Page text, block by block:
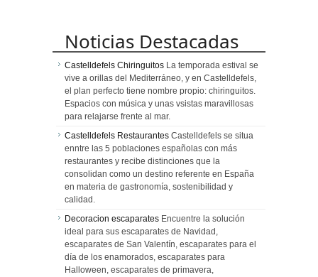
Noticias Destacadas
Castelldefels Chiringuitos La temporada estival se
vive a orillas del Mediterráneo, y en Castelldefels,
el plan perfecto tiene nombre propio: chiringuitos.
Espacios con música y unas vsistas maravillosas
para relajarse frente al mar.
Castelldefels Restaurantes Castelldefels se situa
enntre las 5 poblaciones españolas con más
restaurantes y recibe distinciones que la
consolidan como un destino referente en España
en materia de gastronomía, sostenibilidad y
calidad.
Decoracion escaparates Encuentre la solución
ideal para sus escaparates de Navidad,
escaparates de San Valentín, escaparates para el
día de los enamorados, escaparates para
Halloween, escaparates de primavera,